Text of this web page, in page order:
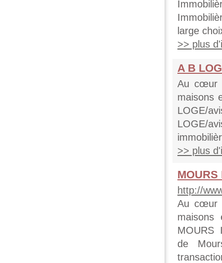
large
>> plus
A B
Au cœur
maisons
LOGE/
LOGE/
>> plus
MOURS
http://
Au cœur
maisons
MOURS
de